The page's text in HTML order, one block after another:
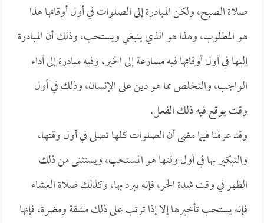
صلاة الصبح، ولكن المبادرة إلى الصلوات في أول أوقاتها هذا
هو المطلوب، وهذا هو الذي ينبغي ويستحب، وذلك أن المبادرة
إليها في أول أوقاتها فيه مسارعة إلى الخير، وفيه مبادرة إلى أداء
الواجب، والتخلص مما هو دين على الإنسان، وذلك في أول
وقت يوقع فيه ذلك الفعل.
وقد عرفنا فيما مضى أن الصلوات كلها تصلى في أول وقتها،
والتبكير بها في أول وقتها هو المستحب، ويستثنى من ذلك
الظهر في وقت شدة الحر، فإنه يبرد بها، وكذلك صلاة العشاء
فإنه يستحب تأخيرها إلا إذا ترتب على ذلك مشقة ومضرة، فإنها